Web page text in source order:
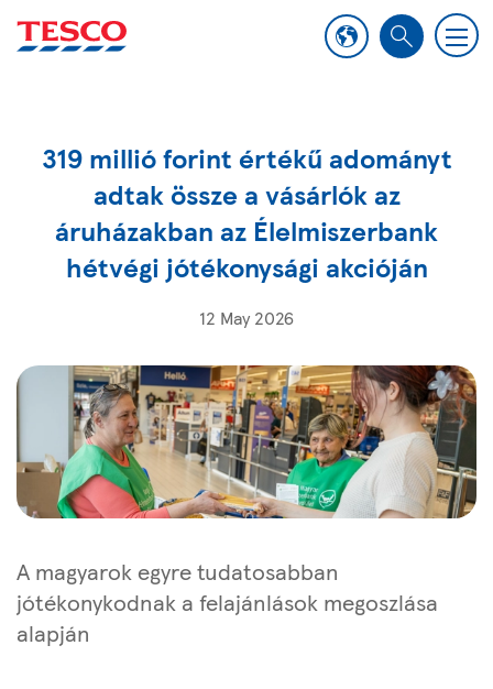
S
c
M
e
319 millió forint értékű adományt
adtak össze a vásárlók az
áruházakban az Élelmiszerbank
hétvégi jótékonysági akcióján
12 May 2026
A magyarok egyre tudatosabban
jótékonykodnak a felajánlások megoszlása
alapján